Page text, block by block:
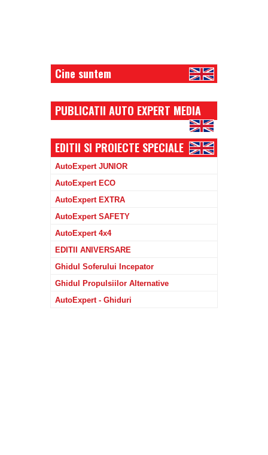
Cine suntem
PUBLICATII AUTO EXPERT MEDIA
EDITII SI PROIECTE SPECIALE
AutoExpert JUNIOR
AutoExpert ECO
AutoExpert EXTRA
AutoExpert SAFETY
AutoExpert 4x4
EDITII ANIVERSARE
Ghidul Soferului Incepator
Ghidul Propulsiilor Alternative
AutoExpert - Ghiduri